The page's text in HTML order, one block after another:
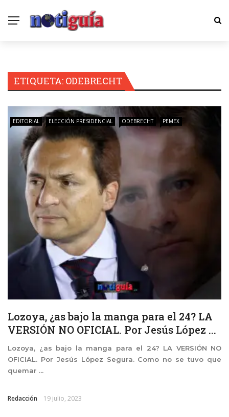
ETIQUETA: ODEBRECHT
EDITORIAL ELECCIÓN PRESIDENCIAL ODEBRECHT PEMEX
Lozoya, ¿as bajo la manga para el 24? LA
VERSIÓN NO OFICIAL. Por Jesús López ...
Lozoya, ¿as bajo la manga para el 24? LA VERSIÓN NO
OFICIAL. Por Jesús López Segura. Como no se tuvo que
quemar ...
Redacción 19 julio, 2023